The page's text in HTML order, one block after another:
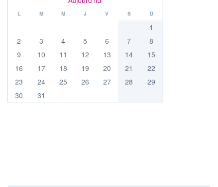
L M M J V S D
1
2
3 4 5 6 7
8
9
10 11 12 13 14
15
16
17 18 19 20 21
22
23
24 25 26 27 28
29
30
31